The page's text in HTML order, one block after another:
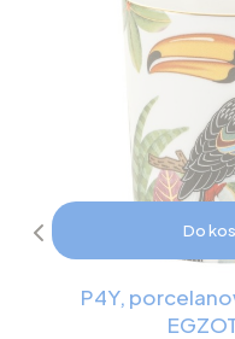
Do
P4Y,